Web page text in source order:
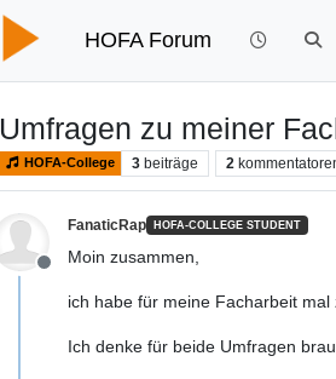
HOFA Forum
Umfragen zu meiner
HOFA-College 3 beiträge 2
Offline
FanaticRap HOFA-COLLEGE STUDENT
Moin zusammen,
ich habe für meine Facharbeit
Ich denke für beide Umfragen